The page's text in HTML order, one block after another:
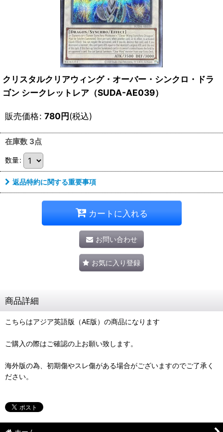
クリスタルクリアウィング・オーバー・シンクロ・ドラ
ゴン シークレットレア（SUDA-AE039）
販売価格: 780円(税込)
在庫数 3点
数量:
返品特約に関する重要事項
カートに入れる
お問い合わせ
お気に入り登録
商品詳細
こちらはアジア英語版（AE版）の商品になります
ご購入の際はご確認の上お願い致します。
海外版の為、初期傷やスレ傷がある場合がございますのでご了承く
ださい。